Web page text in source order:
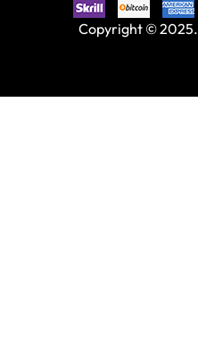
Copyright ©